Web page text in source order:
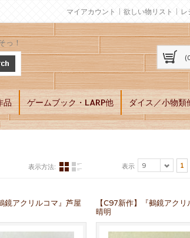
マイアカウント 欲しい物リスト レ
っ！
品 ゲームブック・LARP他 ダイス／小物類
表示方法: 表示 9 1
鏡アクリルコマ』芦屋
【C97新作】『鵺鏡アク
晴明